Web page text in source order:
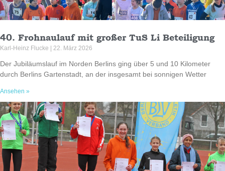
40. Frohnaulauf mit großer TuS Li Beteiligung
Karl-Heinz Flucke 22. März 2026
Der Jubiläumslauf im Norden Berlins ging über 5 und 10 Kilometer
durch Berlins Gartenstadt, an der insgesamt bei sonnigen Wetter
Ansehen »